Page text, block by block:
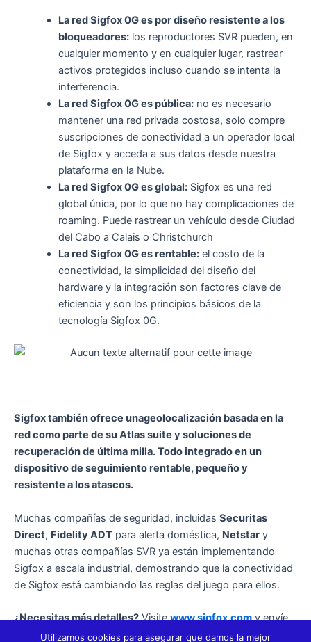
La red Sigfox 0G es por diseño resistente a los
bloqueadores:los reproductores SVR pueden, en
cualquier momento y en cualquier lugar, rastrear
activos protegidos incluso cuando se intenta la
interferencia.
La red Sigfox 0G es pública:no es necesario
mantener una red privada costosa, solo compre
suscripciones de conectividad a un operador local
de Sigfox y acceda a sus datos desde nuestra
plataforma en la Nube.
La red Sigfox 0G es global:Sigfox es una red
global única, por lo que no hay complicaciones de
roaming. Puede rastrear un vehículo desde Ciudad
del Cabo a Calais o Christchurch
La red Sigfox 0G es rentable:el costo de la
conectividad, la simplicidad del diseño del
hardware y la integración son factores clave de
eficiencia y son los principios básicos de la
tecnología Sigfox 0G.
Sigfox también ofrece unageolocalización basada en la
red como parte de su Atlas suite y soluciones de
recuperación de última milla. Todo integrado en un
dispositivo de seguimiento rentable, pequeño y
resistente a los atascos.
Muchas compañías de seguridad, incluidas Securitas
Direct, Fidelity ADT para alerta doméstica, Netstar y
muchas otras compañías SVR ya están implementando
Sigfox a escala industrial, demostrando que la conectividad
de Sigfox está cambiando las reglas del juego para ellos.
¿Necesitas más detalles?Visitewww.sigfox.comy envíe
sus preguntas a sales-support@sigfox.com.
Utilizamos cookies para asegurar que damos la mejor